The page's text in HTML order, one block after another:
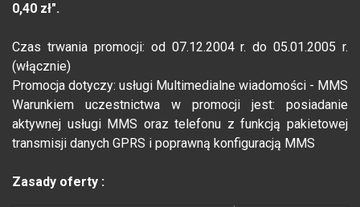
0,40 zł".
Czas trwania promocji: od 07.12.2004 r. do 05.01.2005 r.
(włącznie)
Promocja dotyczy: usługi Multimedialne wiadomości - MMS
Warunkiem uczestnictwa w promocji jest: posiadanie
aktywnej usługi MMS oraz telefonu z funkcją pakietowej
transmisji danych GPRS i poprawną konfiguracją MMS
Zasady oferty :